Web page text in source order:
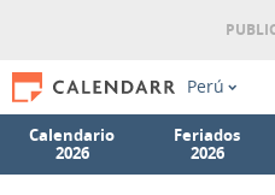
Perú
Calendario
2026
Feriados
2026